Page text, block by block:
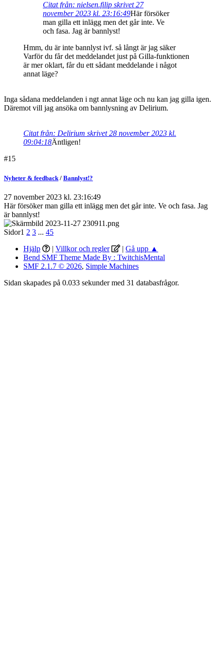
Citat från: nielsen.filip skrivet 27
november 2023 kl. 23:16:49Här försöker
man gilla ett inlägg men det går inte. Ve
och fasa. Jag är bannlyst!
Hmm, du är inte bannlyst ivf. så långt är jag säker
Varför du får det meddelandet just på Gilla-funktionen
är mer oklart, får du ett sådant meddelande i något
annat läge?
Inga sådana meddelanden i ngt annat läge och nu kan jag gilla igen.
Däremot vill jag ansöka om bannlysning av Delirium.
Citat från: Delirium skrivet 28 november 2023 kl.
09:04:18Äntligen!
#15
Nyheter & feedback / Bannlyst!?
27 november 2023 kl. 23:16:49
Här försöker man gilla ett inlägg men det går inte. Ve och fasa. Jag
är bannlyst!
Sidor1 2 3 ... 45
Hjälp
| Villkor och regler | Gå upp ▲
Bend SMF Theme Made By : TwitchisMental
SMF 2.1.7 © 2026, Simple Machines
Sidan skapades på 0.033 sekunder med 31 databasfrågor.